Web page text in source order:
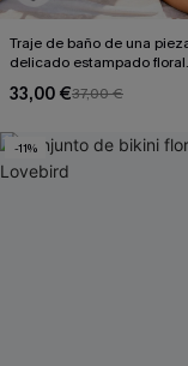
Traje de baño de una
delicado estampado floral.
33,00 €37,00 €
-11%